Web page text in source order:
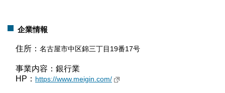
企業情報
住所： 名古屋市中区錦三丁目19番17号
事業内容：銀行業
HP： https://www.meigin.com/